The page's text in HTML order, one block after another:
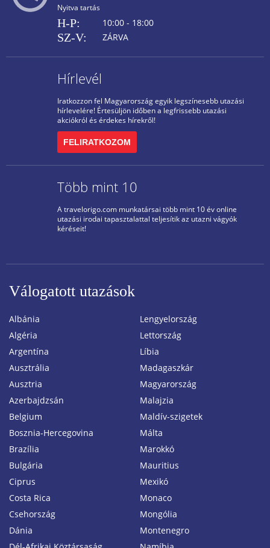
Nyitva tartás
H-P: 10:00 - 18:00
SZ-V: ZÁRVA
Hírlevél
Iratkozzon fel Magyarország egyik legszínesebb utazási
hírlevelére! Értesüljön időben a legfrissebb utazási
akciókról és érdekes hírekről!
FELIRATKOZOM
Több mint 10
A travelorigo.com munkatársai több mint 10 év online
utazási irodai tapasztalattal teljesítik az utazni vágyók
kéréseit!
Válogatott utazások
Albánia
Algéria
Argentína
Ausztrália
Ausztria
Azerbajdzsán
Belgium
Bosznia-Hercegovina
Brazília
Bulgária
Ciprus
Costa Rica
Csehország
Dánia
Lengyelország
Lettország
Líbia
Madagaszkár
Magyarország
Malajzia
Maldív-szigetek
Málta
Marokkó
Mauritius
Mexikó
Monaco
Mongólia
Montenegro